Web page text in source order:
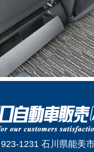
923-1231 石川県能美